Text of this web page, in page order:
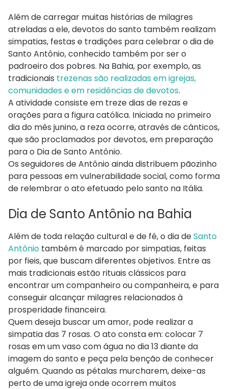
Além de carregar muitas histórias de milagres
atreladas a ele, devotos do santo também realizam
simpatias, festas e tradições para celebrar o dia de
Santo Antônio, conhecido também por ser o
padroeiro dos pobres. Na Bahia, por exemplo, as
tradicionais trezenas são realizadas em igrejas,
comunidades e em residências de devotos.
A atividade consiste em treze dias de rezas e
orações para a figura católica. Iniciada no primeiro
dia do mês junino, a reza ocorre, através de cânticos,
que são proclamados por devotos, em preparação
para o Dia de Santo Antônio.
Os seguidores de Antônio ainda distribuem pãozinho
para pessoas em vulnerabilidade social, como forma
de relembrar o ato efetuado pelo santo na Itália.
Dia de Santo Antônio na Bahia
Além de toda relação cultural e de fé, o dia deSanto
Antônio também é marcado por simpatias, feitas
por fieis, que buscam diferentes objetivos. Entre as
mais tradicionais estão rituais clássicos para
encontrar um companheiro ou companheira, e para
conseguir alcançar milagres relacionados à
prosperidade financeira.
Quem deseja buscar um amor, pode realizar a
simpatia das 7 rosas. O ato consta em: colocar 7
rosas em um vaso com água no dia 13 diante da
imagem do santo e peça pela benção de conhecer
alguém. Quando as pétalas murcharem, deixe-as
perto de uma igreja onde ocorrem muitos